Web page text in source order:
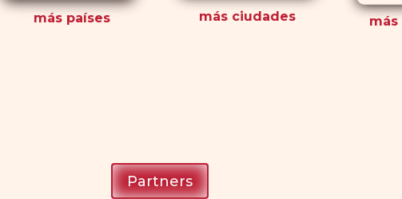
más países más ciudades más
Partners